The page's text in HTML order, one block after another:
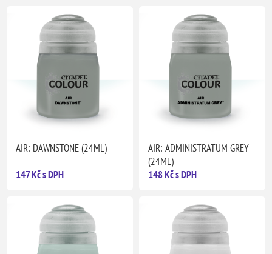
AIR: DAWNSTONE (24ML)
147 Kč s DPH
AIR: ADMINISTRATUM GREY
(24ML)
148 Kč s DPH